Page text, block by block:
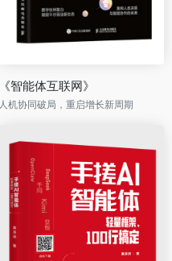
《智能体互联网》
人机协同破局，重启增长新周期